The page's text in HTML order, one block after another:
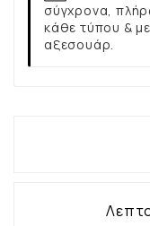
σύγχρονα,
κάθε τύπου &
αξεσουάρ.